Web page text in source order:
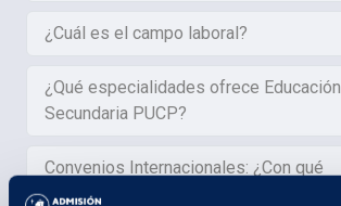
¿Cuál es el campo laboral?
¿Qué especialidades ofrece Educación
Secundaria PUCP?
Convenios Internacionales: ¿Con qué
universidades tiene convenio la carrera?